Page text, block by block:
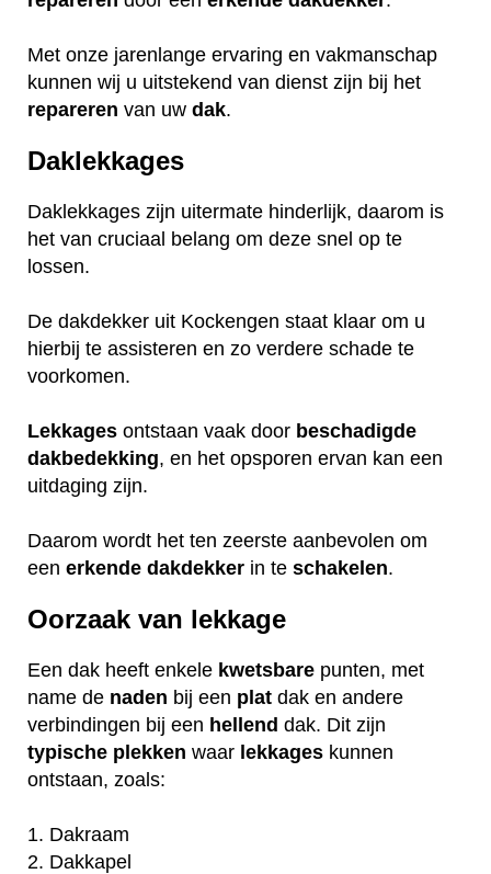
Met onze jarenlange ervaring en vakmanschap
kunnen wij u uitstekend van dienst zijn bij het
repareren van uw dak.
Daklekkages
Daklekkages zijn uitermate hinderlijk, daarom is
het van cruciaal belang om deze snel op te
lossen.
De dakdekker uit Kockengen staat klaar om u
hierbij te assisteren en zo verdere schade te
voorkomen.
Lekkages ontstaan vaak door beschadigde
dakbedekking, en het opsporen ervan kan een
uitdaging zijn.
Daarom wordt het ten zeerste aanbevolen om
een erkende dakdekker in te schakelen.
Oorzaak van lekkage
Een dak heeft enkele kwetsbare punten, met
name de naden bij een plat dak en andere
verbindingen bij een hellend dak. Dit zijn
typische plekken waar lekkages kunnen
ontstaan, zoals:
1. Dakraam
2. Dakkapel